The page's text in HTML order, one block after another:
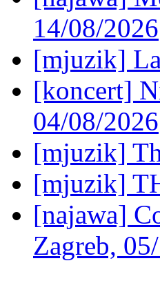
14/08/2026
[mjuzik]
[koncert]
04/08/2026
[mjuzik]
[mjuzik]
[najawa]
Zagreb,